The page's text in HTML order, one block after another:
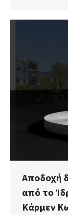
Αποδοχή
από το
Κάρμεν